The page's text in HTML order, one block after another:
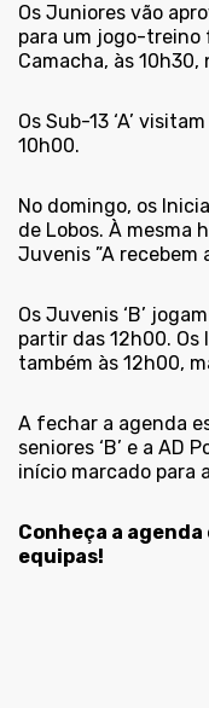
Os Juniores vão
para um jogo-treino
Camacha, às
Os Sub-13 ‘A’
10h00.
No domingo, os
de Lobos. À mesma
Juvenis ”A recebem
Os Juvenis ‘B’
partir das 12h00. Os
também às 12h00,
A fechar a agenda
seniores ‘B’ e a AD
início marcado para
Conheça a
equipas!